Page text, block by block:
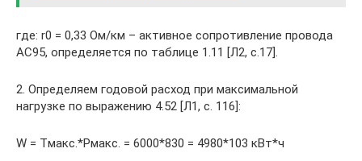
где: r0 = 0,33 Ом/км – активное сопротивление провода
АС95, определяется по таблице 1.11 [Л2, с.17].
2. Определяем годовой расход при максимальной
нагрузке по выражению 4.52 [Л1, с. 116]:
W = Tмакс.*Рмакс. = 6000*830 = 4980*103 кВт*ч